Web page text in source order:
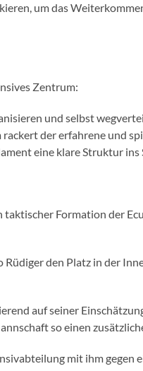
um das
Zentrum:
und selbst
der erfahrene und
eine klare Struktur ins
Formation der
den Platz in der
auf seiner
so einen
mit ihm gegen